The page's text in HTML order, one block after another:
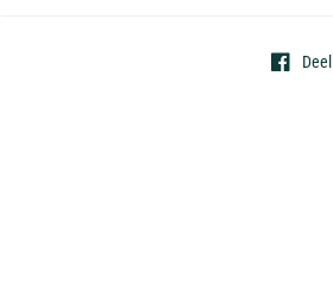
Deel